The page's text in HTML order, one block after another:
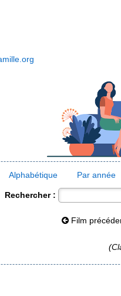
Alphabétique Par année
Rechercher :
Film